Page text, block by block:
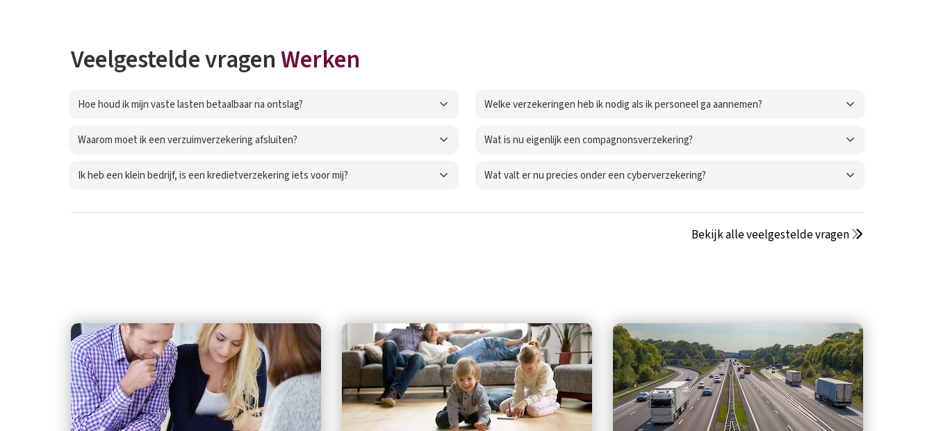
Veelgestelde vragenWerken
Hoe houd ik mijn vaste lasten betaalbaar na ontslag? Welke verzekeringen heb ik nodig als ik personeel ga aannemen?
Waarom moet ik een verzuimverzekering afsluiten? Wat is nu eigenlijk een compagnonsverzekering?
Ik heb een klein bedrijf, is een kredietverzekering iets voor mij? Wat valt er nu precies onder een cyberverzekering?
Bekijk alle veelgestelde vragen